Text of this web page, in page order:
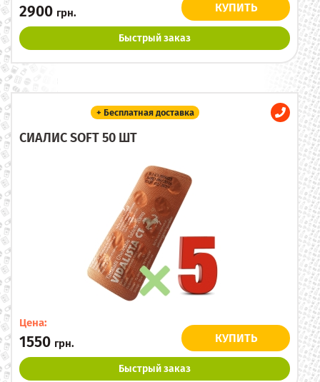
2900 грн. КУПИТЬ
Быстрый заказ
+ Бесплатная доставка
СИАЛИС SOFT 50 ШТ
Цена:
1550 грн. КУПИТЬ
Быстрый заказ